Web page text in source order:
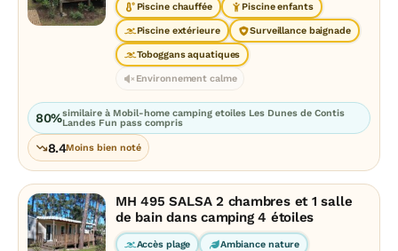
Piscine chauffée Piscine enfants
Piscine extérieure Surveillance baignade
Toboggans aquatiques
Environnement calme
80%similaire à Mobil-home camping etoiles Les Dunes de Contis
Landes Fun pass compris
8.4Moins bien noté
MH 495 SALSA 2 chambres et 1 salle
de bain dans camping 4 étoiles
Accès plage Ambiance nature